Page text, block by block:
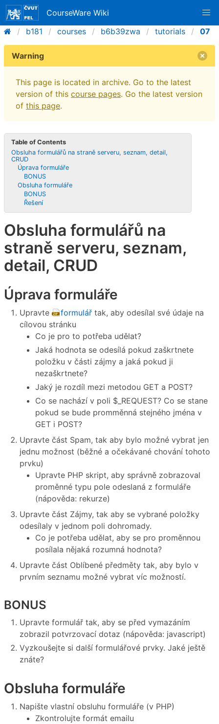
CourseWare Wiki
b181
courses b6b39zwa tutorials 07
Warning
This page is located in archive. Go to the latest
version of this course pages. Go the latest version
of this page.
Table of Contents
Obsluha formulářů na straně serveru, seznam, detail,
CRUD
Úprava formuláře
BONUS
Obsluha formuláře
BONUS
Řešení
Obsluha formulářů na
straně serveru, seznam,
detail, CRUD
Úprava formuláře
Upravte formulář tak, aby odesílal své údaje na
cílovou stránku
Co je pro to potřeba udělat?
Jaká hodnota se odesílá pokud zaškrtnete
položku v části zájmy a jaká pokud ji
nezaškrtnete?
Jaký je rozdíl mezi metodou GET a POST?
Co se nachází v poli $_REQUEST? Co se stane
pokud se bude promměnná stejného jména v
GET i POST?
Upravte část Spam, tak aby bylo možné vybrat jen
jednu možnost (běžné a očekávané chování tohoto
prvku)
Upravte PHP skript, aby správně zobrazoval
proměnné typu pole odeslaná z formuláře
(nápověda: rekurze)
Upravte část Zájmy, tak aby se vybrané položky
odesílaly v jednom poli dohromady.
Co je potřeba udělat, aby se pro proměnnou
posílala nějaká rozumná hodnota?
Upravte část Oblíbené předměty tak, aby bylo v
prvním seznamu možné vybrat víc možností.
BONUS
Upravte formulář tak, aby se před vymazáním
zobrazil potvrzovací dotaz (nápověda: javascript)
Vyzkoušejte si další formulářové prvky. Jaké ještě
znáte?
Obsluha formuláře
Napište vlastní obsluhu formuláře (v PHP)
Zkontrolujte formát emailu